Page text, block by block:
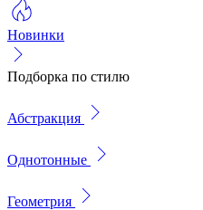
Новинки
Подборка по стилю
Абстракция
Однотонные
Геометрия